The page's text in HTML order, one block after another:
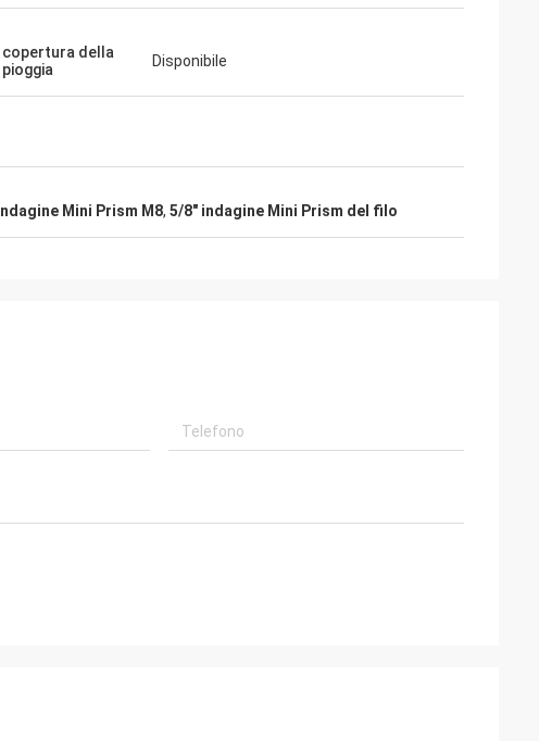
copertura della
pioggia
Disponibile
Indagine Mini Prism M8, 5/8" indagine Mini Prism del filo